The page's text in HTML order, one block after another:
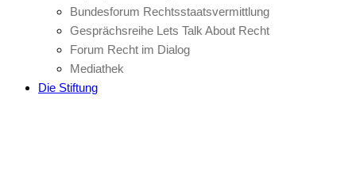
Bundesforum Rechtsstaatsvermittlung
Gesprächsreihe Lets Talk About Recht
Forum Recht im Dialog
Mediathek
Die Stiftung